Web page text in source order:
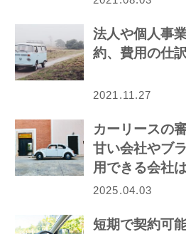
法人や個人事
約、費用の仕
2021.11.27
カーリースの
甘い会社やブ
用できる会社
2025.04.03
短期で契約可